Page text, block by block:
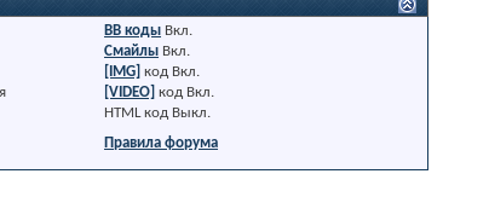
BB коды Вкл.
Смайлы Вкл.
[IMG] код Вкл.
[VIDEO] код Вкл.
HTML код Выкл.
Правила форума